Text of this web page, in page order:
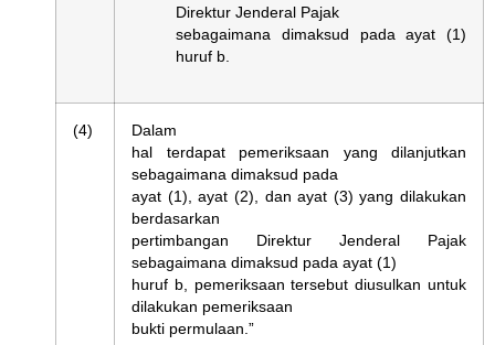
Direktur Jenderal Pajak
sebagaimana dimaksud pada ayat (1)
huruf b.
(4)
Dalam
hal terdapat pemeriksaan yang dilanjutkan
sebagaimana dimaksud pada
ayat (1), ayat (2), dan ayat (3) yang dilakukan
berdasarkan
pertimbangan Direktur Jenderal Pajak
sebagaimana dimaksud pada ayat (1)
huruf b, pemeriksaan tersebut diusulkan untuk
dilakukan pemeriksaan
bukti permulaan.”